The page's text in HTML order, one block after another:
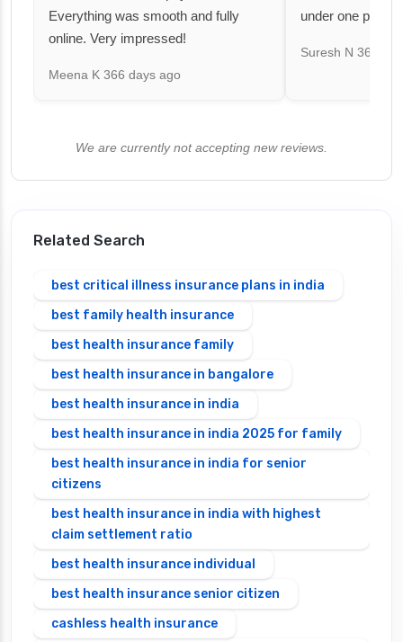
Everything was smooth and fully
online. Very impressed!
Meena K 366 days ago
under one
Suresh N 367
We are currently not accepting new reviews.
Related Search
best critical illness insurance plans in india
best family health insurance
best health insurance family
best health insurance in bangalore
best health insurance in india
best health insurance in india 2025 for family
best health insurance in india for senior
citizens
best health insurance in india with highest
claim settlement ratio
best health insurance individual
best health insurance senior citizen
cashless health insurance